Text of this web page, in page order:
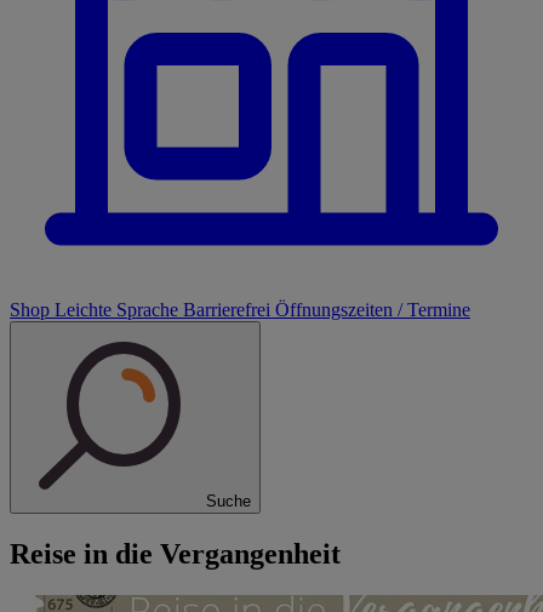
Shop Leichte Sprache Barrierefrei Öffnungszeiten / Termine
Suche
Reise in die Vergangenheit